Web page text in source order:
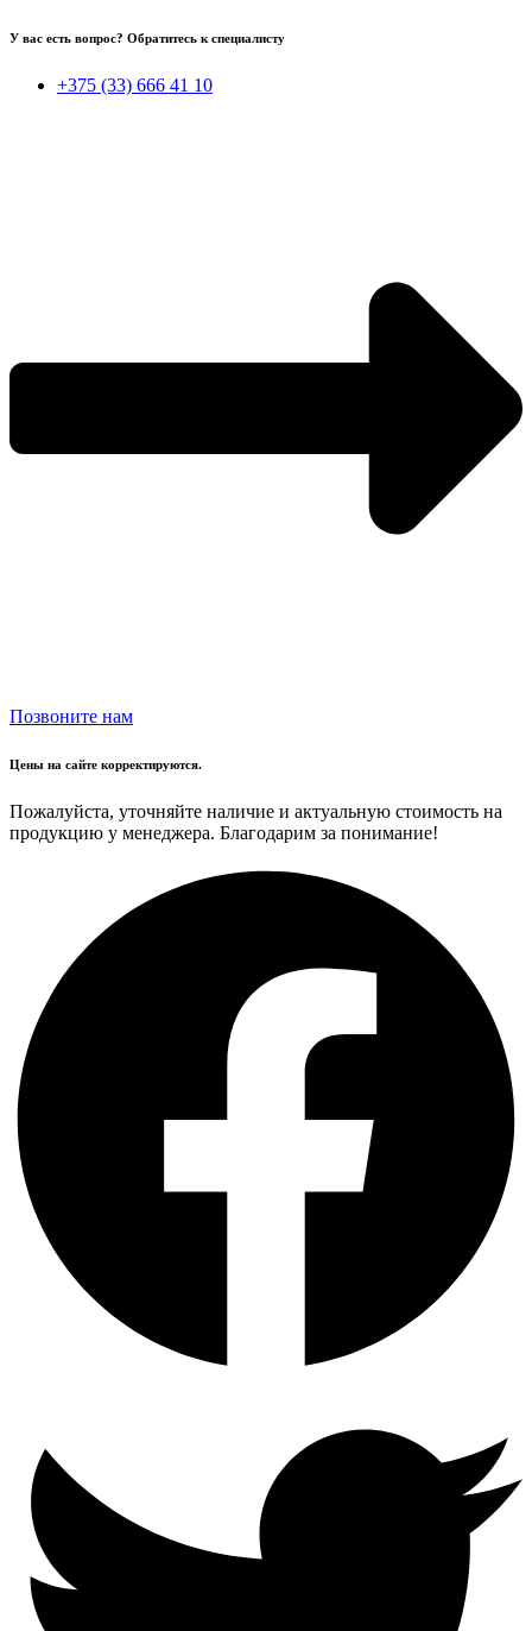
У вас есть вопрос? Обратитесь к специалисту
+375 (33) 666 41 10
Позвоните нам
Цены на сайте корректируются.
Пожалуйста, уточняйте наличие и актуальную стоимость на
продукцию у менеджера. Благодарим за понимание!